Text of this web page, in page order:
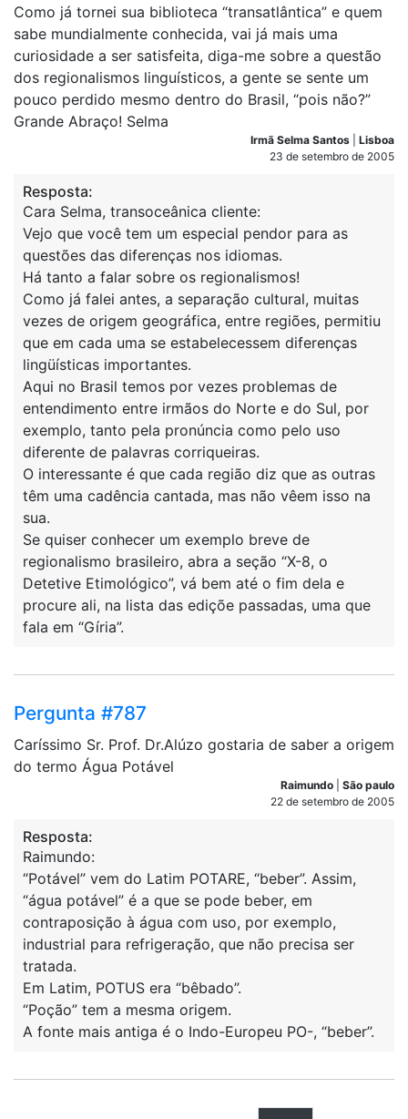
Como já tornei sua biblioteca “transatlântica” e quem
sabe mundialmente conhecida, vai já mais uma
curiosidade a ser satisfeita, diga-me sobre a questão
dos regionalismos linguísticos, a gente se sente um
pouco perdido mesmo dentro do Brasil, “pois não?”
Grande Abraço! Selma
Irmã Selma Santos
Lisboa
23 de setembro de 2005
Resposta:
Cara Selma, transoceânica cliente:
Vejo que você tem um especial pendor para as
questões das diferenças nos idiomas.
Há tanto a falar sobre os regionalismos!
Como já falei antes, a separação cultural, muitas
vezes de origem geográfica, entre regiões, permitiu
que em cada uma se estabelecessem diferenças
lingüísticas importantes.
Aqui no Brasil temos por vezes problemas de
entendimento entre irmãos do Norte e do Sul, por
exemplo, tanto pela pronúncia como pelo uso
diferente de palavras corriqueiras.
O interessante é que cada região diz que as outras
têm uma cadência cantada, mas não vêem isso na
sua.
Se quiser conhecer um exemplo breve de
regionalismo brasileiro, abra a seção “X-8, o
Detetive Etimológico”, vá bem até o fim dela e
procure ali, na lista das ediçõe passadas, uma que
fala em “Gíria”.
Pergunta #787
Caríssimo Sr. Prof. Dr.Alúzo gostaria de saber a origem
do termo Água Potável
Raimundo
São paulo
22 de setembro de 2005
Resposta:
Raimundo:
“Potável” vem do Latim POTARE, “beber”. Assim,
“água potável” é a que se pode beber, em
contraposição à água com uso, por exemplo,
industrial para refrigeração, que não precisa ser
tratada.
Em Latim, POTUS era “bêbado”.
“Poção” tem a mesma origem.
A fonte mais antiga é o Indo-Europeu PO-, “beber”.